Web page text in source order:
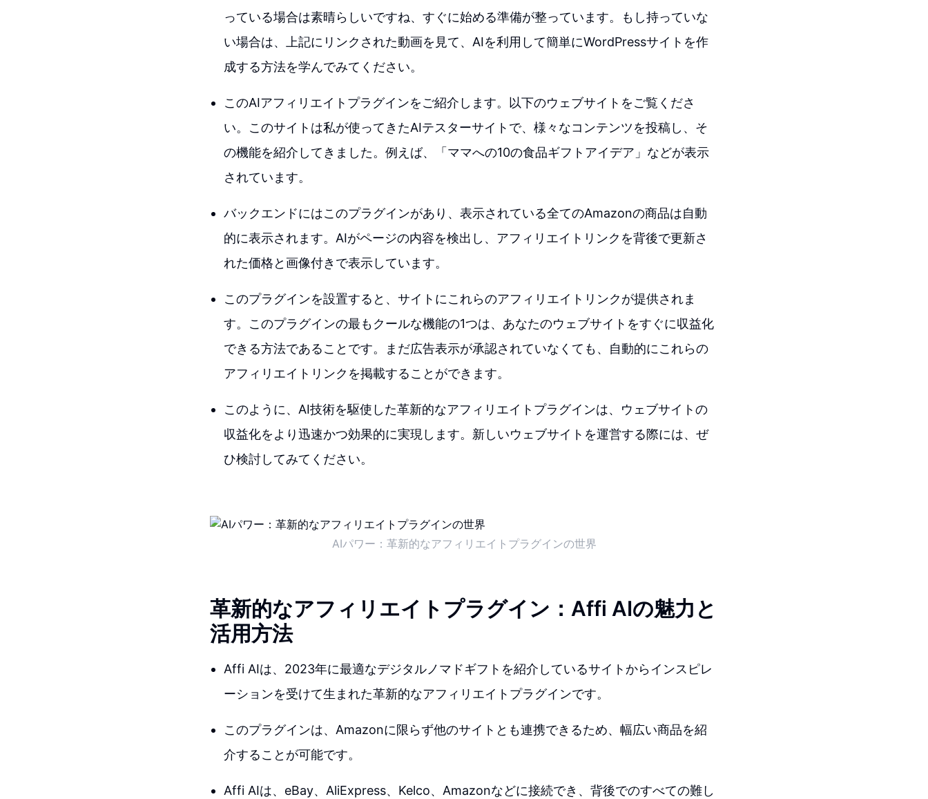
っている場合は素晴らしいですね、すぐに始める準備が整っています。もし持っていな
い場合は、上記にリンクされた動画を見て、AIを利用して簡単にWordPressサイトを作
成する方法を学んでみてください。
このAIアフィリエイトプラグインをご紹介します。以下のウェブサイトをご覧くださ
い。このサイトは私が使ってきたAIテスターサイトで、様々なコンテンツを投稿し、そ
の機能を紹介してきました。例えば、「ママへの10の食品ギフトアイデア」などが表示
されています。
バックエンドにはこのプラグインがあり、表示されている全てのAmazonの商品は自動
的に表示されます。AIがページの内容を検出し、アフィリエイトリンクを背後で更新さ
れた価格と画像付きで表示しています。
このプラグインを設置すると、サイトにこれらのアフィリエイトリンクが提供されま
す。このプラグインの最もクールな機能の1つは、あなたのウェブサイトをすぐに収益化
できる方法であることです。まだ広告表示が承認されていなくても、自動的にこれらの
アフィリエイトリンクを掲載することができます。
このように、AI技術を駆使した革新的なアフィリエイトプラグインは、ウェブサイトの
収益化をより迅速かつ効果的に実現します。新しいウェブサイトを運営する際には、ぜ
ひ検討してみてください。
AIパワー：革新的なアフィリエイトプラグインの世界
革新的なアフィリエイトプラグイン：Affi AIの魅力と
活用方法
Affi AIは、2023年に最適なデジタルノマドギフトを紹介しているサイトからインスピレ
ーションを受けて生まれた革新的なアフィリエイトプラグインです。
このプラグインは、Amazonに限らず他のサイトとも連携できるため、幅広い商品を紹
介することが可能です。
Affi AIは、eBay、AliExpress、Kelco、Amazonなどに接続でき、背後でのすべての難し